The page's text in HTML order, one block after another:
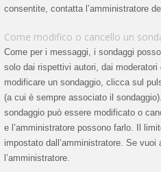
consentite, contatta l’amministratore
Come modifico o cancello un
Come per i messaggi, i sondaggi
solo dai rispettivi autori, dai moderatori
modificare un sondaggio, clicca sul
(a cui è sempre associato il
sondaggio può essere modificato o
e l’amministratore possono farlo. Il
impostato dall’amministratore. Se
l’amministratore.